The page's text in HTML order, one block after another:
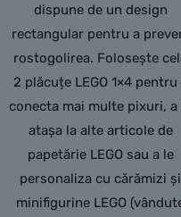
dispune de un design
rectangular pentru a
rostogolirea. Folosește
2 plăcuțe LEGO 1×4 pentru
conecta mai multe pixuri, a
atașa la alte articole de
papetărie LEGO sau a le
personaliza cu cărămizi și
minifigurine LEGO